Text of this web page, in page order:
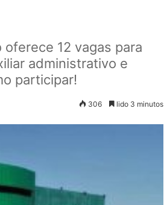
12 vagas para
administrativo e
participar!
306 lido 3 minutos